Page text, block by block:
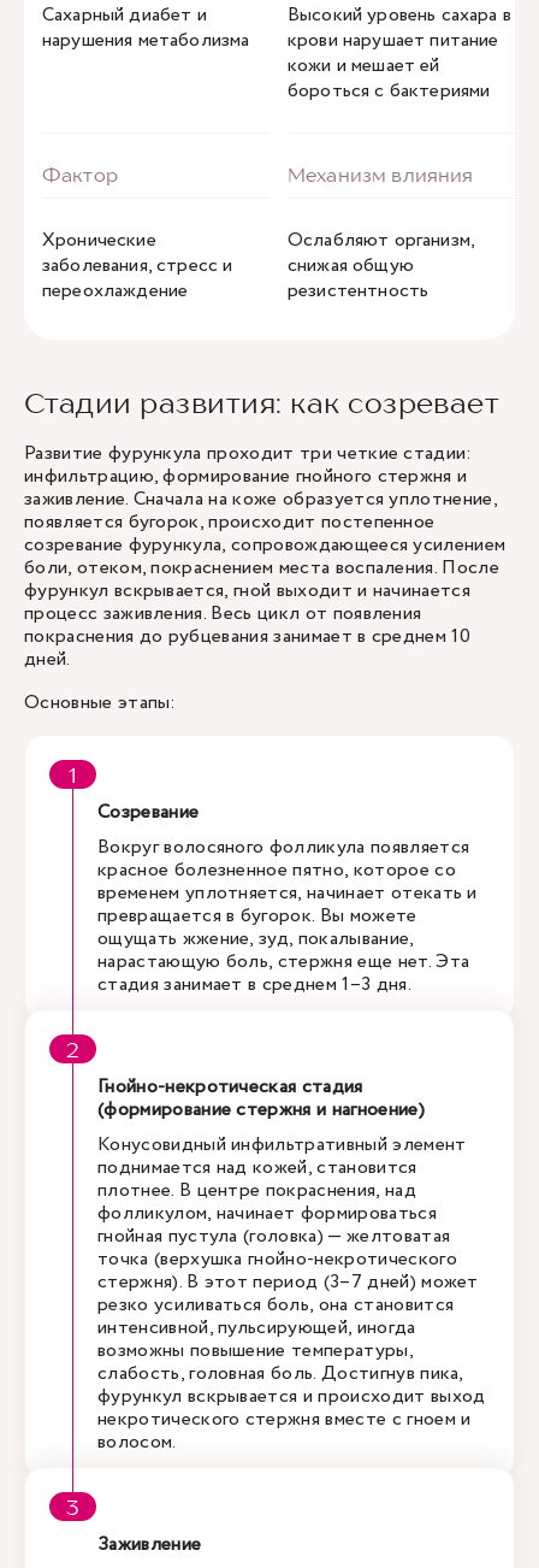
Сахарный диабет и
нарушения метаболизма
Высокий уровень сахара в
крови нарушает питание
кожи и мешает ей
бороться с бактериями
Хронические
заболевания, стресс и
переохлаждение
Ослабляют организм,
снижая общую
резистентность
Стадии развития: как созревает
Развитие фурункула проходит три четкие стадии:
инфильтрацию, формирование гнойного стержня и
заживление. Сначала на коже образуется уплотнение,
появляется бугорок, происходит постепенное
созревание фурункула, сопровождающееся усилением
боли, отеком, покраснением места воспаления. После
фурункул вскрывается, гной выходит и начинается
процесс заживления. Весь цикл от появления
покраснения до рубцевания занимает в среднем 10
дней.
Основные этапы:
Созревание
Вокруг волосяного фолликула появляется
красное болезненное пятно, которое со
временем уплотняется, начинает отекать и
превращается в бугорок. Вы можете
ощущать жжение, зуд, покалывание,
нарастающую боль, стержня еще нет. Эта
стадия занимает в среднем 1–3 дня.
Гнойно-некротическая стадия
(формирование стержня и нагноение)
Конусовидный инфильтративный элемент
поднимается над кожей, становится
плотнее. В центре покраснения, над
фолликулом, начинает формироваться
гнойная пустула (головка) — желтоватая
точка (верхушка гнойно-некротического
стержня). В этот период (3–7 дней) может
резко усиливаться боль, она становится
интенсивной, пульсирующей, иногда
возможны повышение температуры,
слабость, головная боль. Достигнув пика,
фурункул вскрывается и происходит выход
некротического стержня вместе с гноем и
волосом.
Заживление